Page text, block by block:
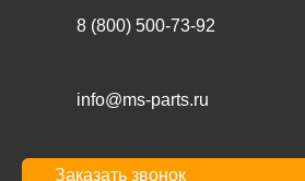
8 (800) 500-73-92
info@ms-parts.ru
Заказать звонок